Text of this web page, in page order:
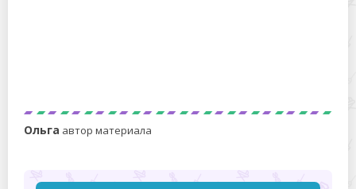
Ольга автор материала